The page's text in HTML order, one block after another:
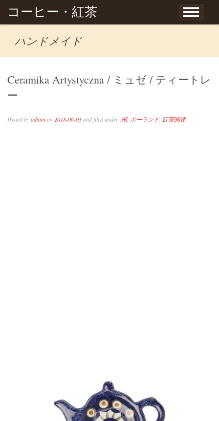
コーヒー・紅茶
ハンドメイド
Ceramika Artystyczna / ミュゼ / ティートレ
ー
Posted byadminon 2018-06-01 and filed under.国, ポーランド, 紅茶関連